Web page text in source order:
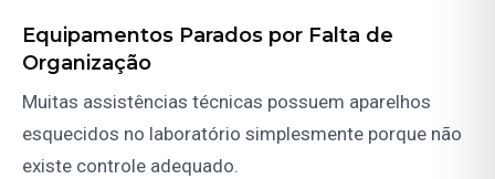
Equipamentos Parados por Falta de
Organização
Muitas assistências técnicas possuem aparelhos
esquecidos no laboratório simplesmente porque não
existe controle adequado.